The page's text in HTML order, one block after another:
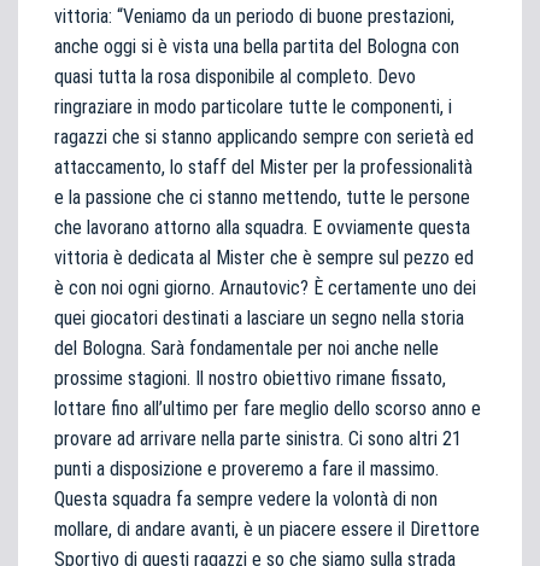
vittoria: “Veniamo da un periodo di buone prestazioni,
anche oggi si è vista una bella partita del Bologna con
quasi tutta la rosa disponibile al completo. Devo
ringraziare in modo particolare tutte le componenti, i
ragazzi che si stanno applicando sempre con serietà ed
attaccamento, lo staff del Mister per la professionalità
e la passione che ci stanno mettendo, tutte le persone
che lavorano attorno alla squadra. E ovviamente questa
vittoria è dedicata al Mister che è sempre sul pezzo ed
è con noi ogni giorno. Arnautovic? È certamente uno dei
quei giocatori destinati a lasciare un segno nella storia
del Bologna. Sarà fondamentale per noi anche nelle
prossime stagioni. Il nostro obiettivo rimane fissato,
lottare fino all’ultimo per fare meglio dello scorso anno e
provare ad arrivare nella parte sinistra. Ci sono altri 21
punti a disposizione e proveremo a fare il massimo.
Questa squadra fa sempre vedere la volontà di non
mollare, di andare avanti, è un piacere essere il Direttore
Sportivo di questi ragazzi e so che siamo sulla strada